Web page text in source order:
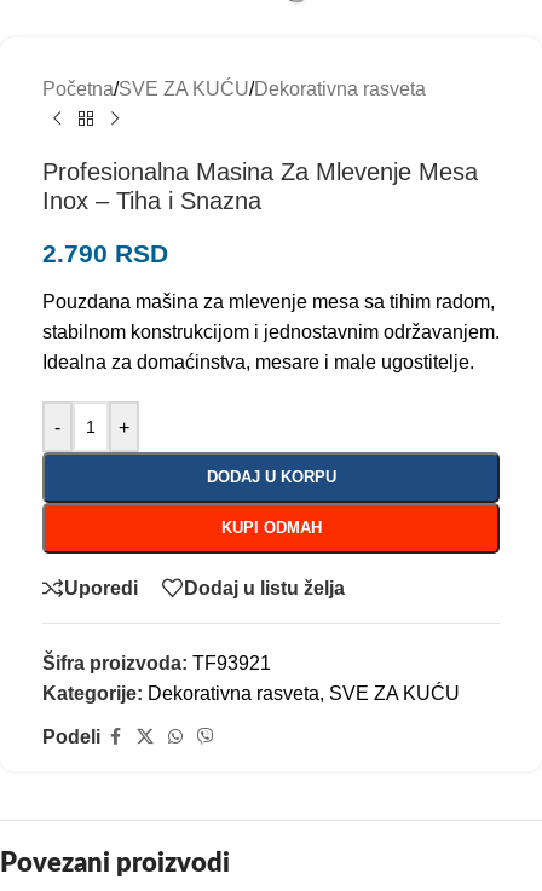
Početna/SVE ZA KUĆU/Dekorativna rasveta
Profesionalna Masina Za Mlevenje Mesa
Inox – Tiha i Snazna
2.790 RSD
Pouzdana mašina za mlevenje mesa sa tihim radom,
stabilnom konstrukcijom i jednostavnim održavanjem.
Idealna za domaćinstva, mesare i male ugostitelje.
- +
DODAJ U KORPU
KUPI ODMAH
Uporedi Dodaj u listu želja
Šifra proizvoda: TF93921
Kategorije: Dekorativna rasveta, SVE ZA KUĆU
Podeli
Povezani proizvodi